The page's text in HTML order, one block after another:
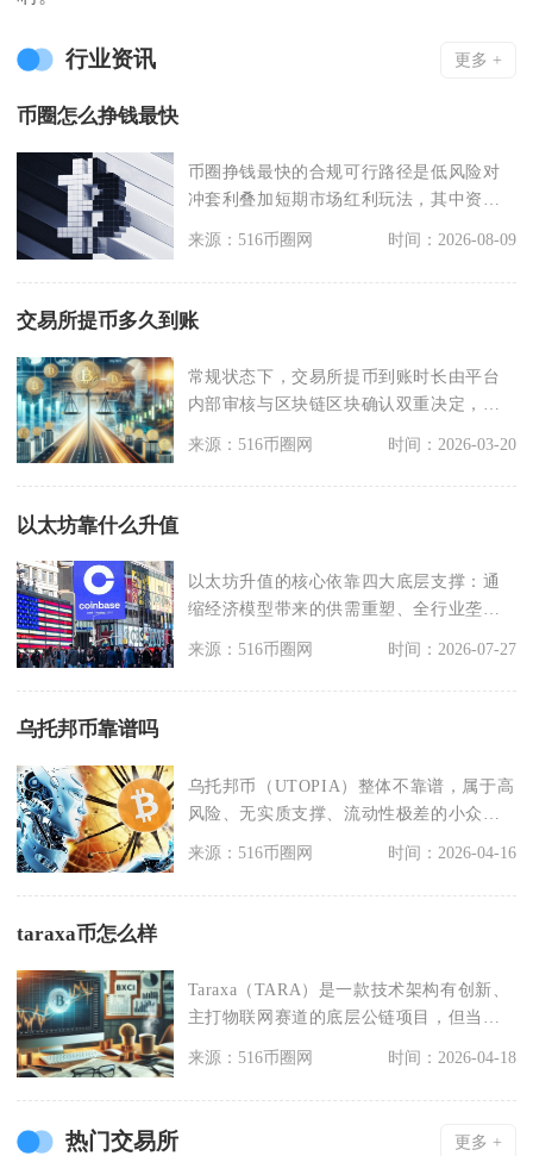
行业资讯 更多 +
币圈怎么挣钱最快
币圈挣钱最快的合规可行路径是低风险对
冲套利叠加短期市场红利玩法，其中资金
费率套利、期现基差
来源：516币圈网 时间：2026-08-09
交易所提币多久到账
常规状态下，交易所提币到账时长由平台
内部审核与区块链区块确认双重决定，小
来源：516币圈网 时间：2026-03-20
以太坊靠什么升值
以太坊升值的核心依靠四大底层支撑：通
缩经济模型带来的供需重塑、全行业垄断
来源：516币圈网 时间：2026-07-27
乌托邦币靠谱吗
乌托邦币（UTOPIA）整体不靠谱，属于高
风险、无实质支撑、流动性极差的小众空
气币，投资价
来源：516币圈网 时间：2026-04-16
taraxa币怎么样
Taraxa（TARA）是一款技术架构有创新、
主打物联网赛道的底层公链项目，但当前
市场表现
来源：516币圈网 时间：2026-04-18
热门交易所 更多 +